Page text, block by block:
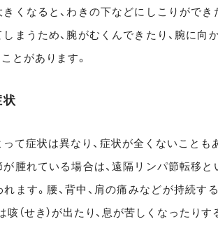
くなると、わきの下などにしこりができ
まうため、腕がむくんできたり、腕に向
とがあります。
て症状は異なり、症状が全くないことも
腫れている場合は、遠隔リンパ節転移と
ます。腰、背中、肩の痛みなどが持続す
咳（せき）が出たり、息が苦しくなったりす